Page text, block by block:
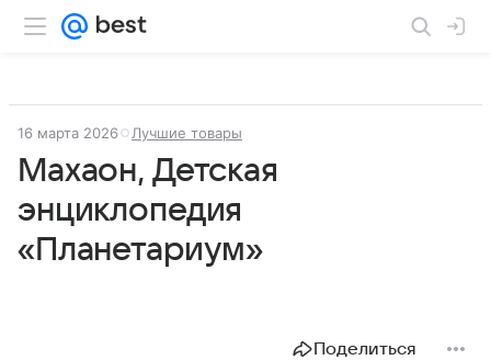
16 марта 2026 Лучшие товары
Махаон, Детская
энциклопедия
«Планетариум»
Поделиться